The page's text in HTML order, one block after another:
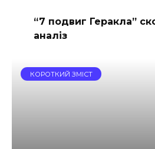
“7 подвиг Геракла”
аналіз
КОРОТКИЙ ЗМІСТ